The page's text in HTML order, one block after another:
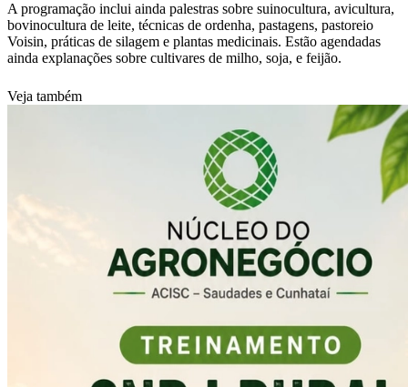
A programação inclui ainda palestras sobre suinocultura, avicultura,
bovinocultura de leite, técnicas de ordenha, pastagens, pastoreio
Voisin, práticas de silagem e plantas medicinais. Estão agendadas
ainda explanações sobre cultivares de milho, soja, e feijão.
Veja também